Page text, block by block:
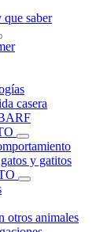
saber
casera
y gatitos
otros animales